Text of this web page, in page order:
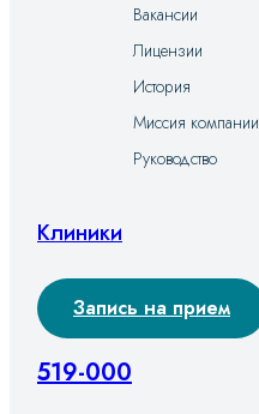
Вакансии
Лицензии
История
Миссия компании
Руководство
Клиники
Запись на прием
519-000